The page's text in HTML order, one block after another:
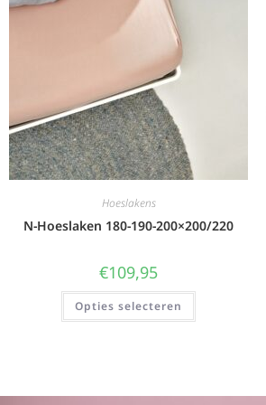
Hoeslakens
N-Hoeslaken 180-190-200×200/220
€109,95
Opties selecteren